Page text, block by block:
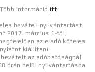
információitt.
bevételi nyilvántartást
2017. március 1-től.
az eladó köteles
kiállítani.
az adóhatóságnál
órán belül nyilvántartásba